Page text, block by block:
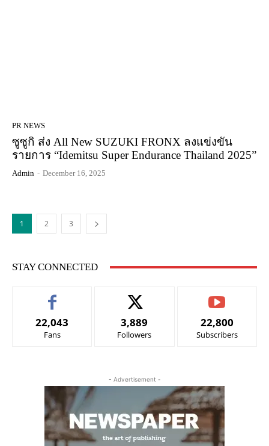
PR NEWS
ซูซูกิ ส่ง All New SUZUKI FRONX ลงแข่งขัน
รายการ “Idemitsu Super Endurance Thailand 2025”
Admin - December 16, 2025
1 2 3
STAY CONNECTED
22,043
Fans
3,889
Followers
22,800
Subscribers
- Advertisement -